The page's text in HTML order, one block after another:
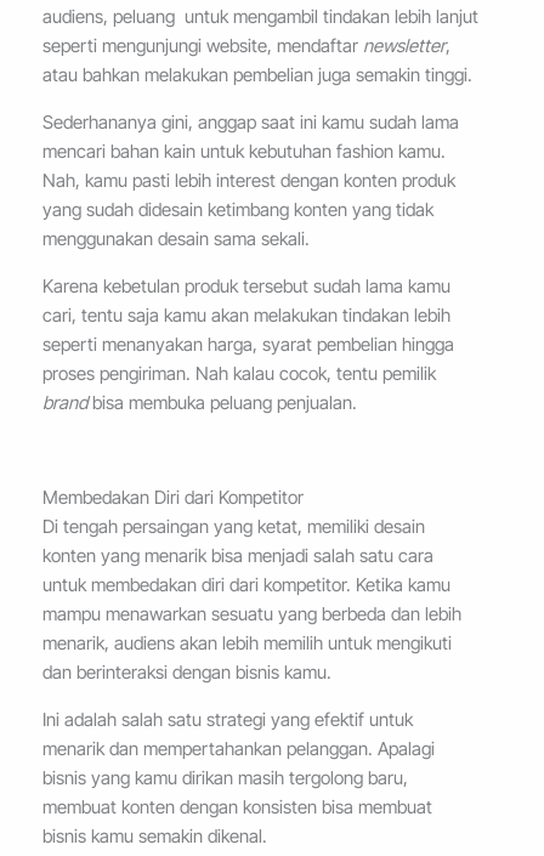
audiens, peluang untuk mengambil tindakan lebih lanjut
seperti mengunjungi website, mendaftar newsletter,
atau bahkan melakukan pembelian juga semakin tinggi.
Sederhananya gini, anggap saat ini kamu sudah lama
mencari bahan kain untuk kebutuhan fashion kamu.
Nah, kamu pasti lebih interest dengan konten produk
yang sudah didesain ketimbang konten yang tidak
menggunakan desain sama sekali.
Karena kebetulan produk tersebut sudah lama kamu
cari, tentu saja kamu akan melakukan tindakan lebih
seperti menanyakan harga, syarat pembelian hingga
proses pengiriman. Nah kalau cocok, tentu pemilik
brandbisa membuka peluang penjualan.
Membedakan Diri dari Kompetitor
Di tengah persaingan yang ketat, memiliki desain
konten yang menarik bisa menjadi salah satu cara
untuk membedakan diri dari kompetitor. Ketika kamu
mampu menawarkan sesuatu yang berbeda dan lebih
menarik, audiens akan lebih memilih untuk mengikuti
dan berinteraksi dengan bisnis kamu.
Ini adalah salah satu strategi yang efektif untuk
menarik dan mempertahankan pelanggan. Apalagi
bisnis yang kamu dirikan masih tergolong baru,
membuat konten dengan konsisten bisa membuat
bisnis kamu semakin dikenal.